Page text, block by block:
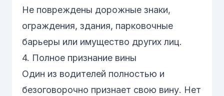
Не повреждены дорожные знаки,
ограждения, здания, парковочные
барьеры или имущество других лиц.
4. Полное признание вины
Один из водителей полностью и
безоговорочно признает свою вину. Нет